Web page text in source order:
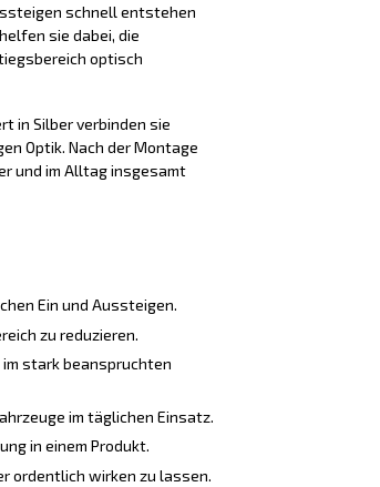
schnell entstehen
sie dabei, die
optisch
in Silber verbinden sie
Optik. Nach der Montage
und im Alltag insgesamt
Ein und Aussteigen.
zu reduzieren.
stark beanspruchten
im täglichen Einsatz.
in einem Produkt.
ordentlich wirken zu lassen.